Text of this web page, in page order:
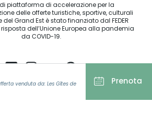
venduta da: Les Gîtes de Prenota
piattaforma di accelerazione per la
delle offerte turistiche, sportive, culturali
Grand Est è stato finanziato dal FEDER
dell’Unione Europea alla pandemia
da COVID-19.
du Tourisme Grand Est ©2026 - Tutti i diritti